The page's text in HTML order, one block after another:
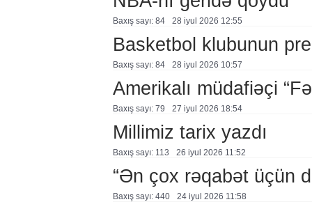
Baxış sayı: 84 28 i̇yul 2026 12:55
Basketbol klubunun
Baxış sayı: 84 28 i̇yul 2026 10:57
Amerikalı müdafiəçi
Baxış sayı: 79 27 i̇yul 2026 18:54
Millimiz tarix yazdı
Baxış sayı: 113 26 i̇yul 2026 11:52
“Ən çox rəqabət üçün
Baxış sayı: 440 24 i̇yul 2026 11:58